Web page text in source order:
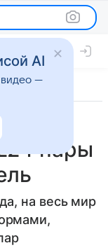
пары
на весь мир
AI
видео —